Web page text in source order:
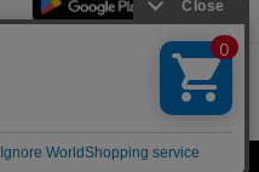
All Rights Reserved.